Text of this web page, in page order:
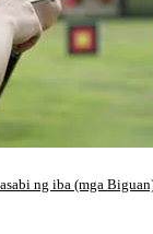
ng iba (mga